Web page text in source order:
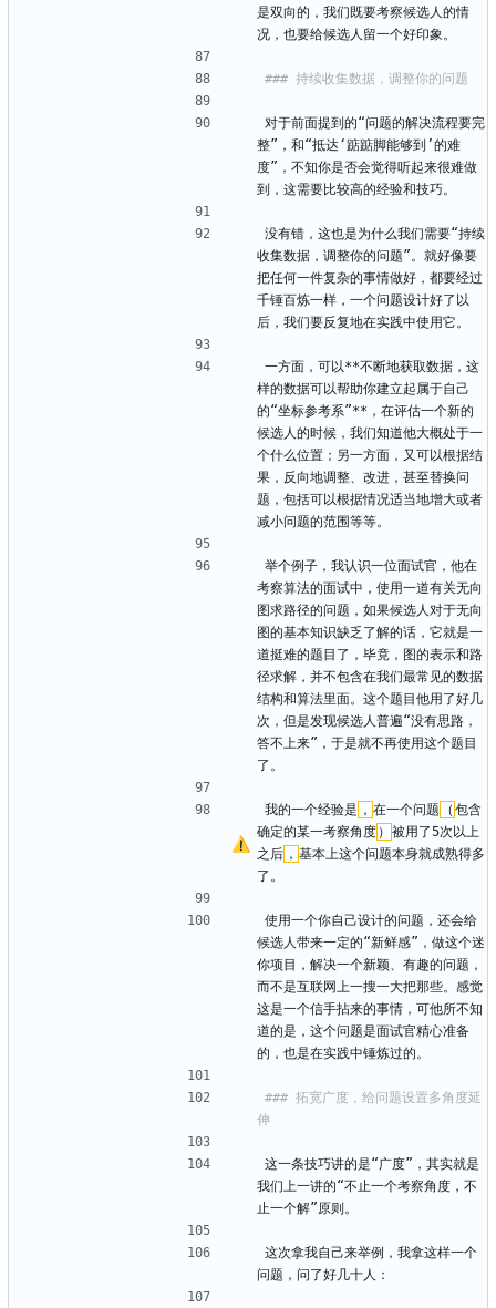
是双向的，我们既要考察候选人的情
况，也要给候选人留一个好印象。
对于前面提到的“问题的解决流程要完
整”，和“抵达‘踮踮脚能够到’的难
度”，不知你是否会觉得听起来很难做
到，这需要比较高的经验和技巧。
没有错，这也是为什么我们需要“持续
收集数据，调整你的问题”。就好像要
把任何一件复杂的事情做好，都要经过
千锤百炼一样，一个问题设计好了以
后，我们要反复地在实践中使用它。
一方面，可以**不断地获取数据，这
样的数据可以帮助你建立起属于自己
的“坐标参考系”**，在评估一个新的
候选人的时候，我们知道他大概处于一
个什么位置；另一方面，又可以根据结
果，反向地调整、改进，甚至替换问
题，包括可以根据情况适当地增大或者
减小问题的范围等等。
举个例子，我认识一位面试官，他在
考察算法的面试中，使用一道有关无向
图求路径的问题，如果候选人对于无向
图的基本知识缺乏了解的话，它就是一
道挺难的题目了，毕竟，图的表示和路
径求解，并不包含在我们最常见的数据
结构和算法里面。这个题目他用了好几
次，但是发现候选人普遍“没有思路，
答不上来”，于是就不再使用这个题目
了。
我的一个经验是 ， 在一个问题 （ 包含
确定的某一考察角度 ） 被用了5次以上
之后 ， 基本上这个问题本身就成熟得多
了。
使用一个你自己设计的问题，还会给
候选人带来一定的“新鲜感”，做这个迷
你项目，解决一个新颖、有趣的问题，
而不是互联网上一搜一大把那些。感觉
这是一个信手拈来的事情，可他所不知
道的是，这个问题是面试官精心准备
的，也是在实践中锤炼过的。
### 拓宽广度，给问题设置多角度延
这一条技巧讲的是“广度”，其实就是
我们上一讲的“不止一个考察角度，不
止一个解”原则。
这次拿我自己来举例，我拿这样一个
问题，问了好几十人：